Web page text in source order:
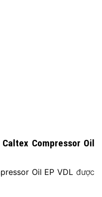
Compressor Oil
Oil EP VDL được